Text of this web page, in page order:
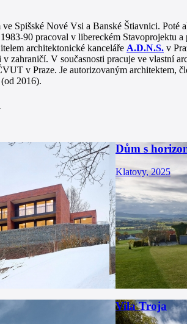
ve Spišské Nové Vsi a Banské Štiavnici. Poté
90 pracoval v libereckém Stavoprojektu a
architektonické kanceláře A.D.N.S. v
zahraničí. V současnosti pracuje ve vlastní
v Praze. Je autorizovaným architektem,
(od 2016).
Dům s
Klatovy, 2025
Vila Troja